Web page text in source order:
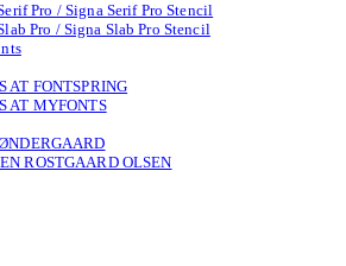
Pro / Signa Serif Pro Stencil
Pro / Signa Slab Pro Stencil
AT FONTSPRING
AT MYFONTS
ROSTGAARD OLSEN